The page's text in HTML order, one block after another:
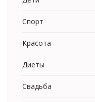
Спорт
Красота
Диеты
Свадьба